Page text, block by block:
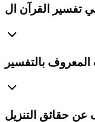
تفسير القرآن ال
المعروف بالتفسير
حقائق التنزيل